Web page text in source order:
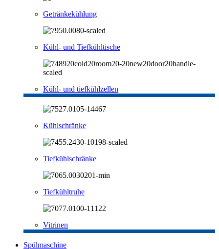
Getränkekühlung
Kühl- und Tiefkühltische
Kühl- und tiefkühlzellen
Kühlschränke
Tiefkühlschränke
Tiefkühltruhe
Vitrinen
Spülmaschine